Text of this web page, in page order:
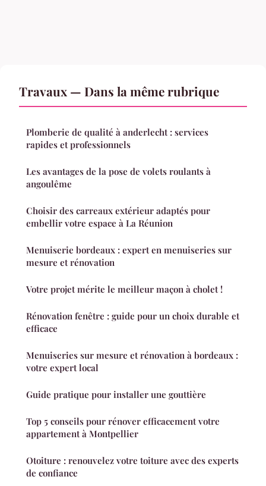
Travaux — Dans la même rubrique
Plomberie de qualité à anderlecht : services
rapides et professionnels
Les avantages de la pose de volets roulants à
angoulême
Choisir des carreaux extérieur adaptés pour
embellir votre espace à La Réunion
Menuiserie bordeaux : expert en menuiseries sur
mesure et rénovation
Votre projet mérite le meilleur maçon à cholet !
Rénovation fenêtre : guide pour un choix durable et
efficace
Menuiseries sur mesure et rénovation à bordeaux :
votre expert local
Guide pratique pour installer une gouttière
Top 5 conseils pour rénover efficacement votre
appartement à Montpellier
Otoiture : renouvelez votre toiture avec des experts
de confiance